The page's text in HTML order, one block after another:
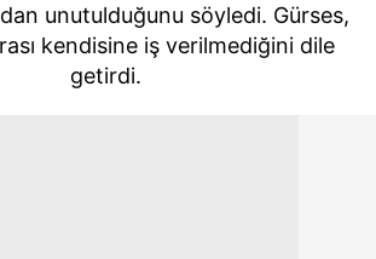
unutulduğunu söyledi. Gürses,
kendisine iş verilmediğini dile
getirdi.